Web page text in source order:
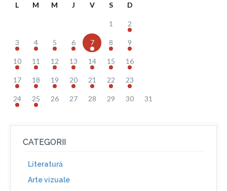
L M M J V S D
1 2
3 4 5 6 7 8 9
10 11 12 13 14 15 16
17 18 19 20 21 22 23
24 25 26 27 28 29 30 31
CATEGORII
Literatură
Arte vizuale